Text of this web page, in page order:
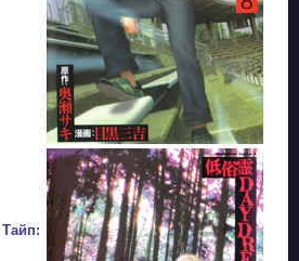
Тайп: